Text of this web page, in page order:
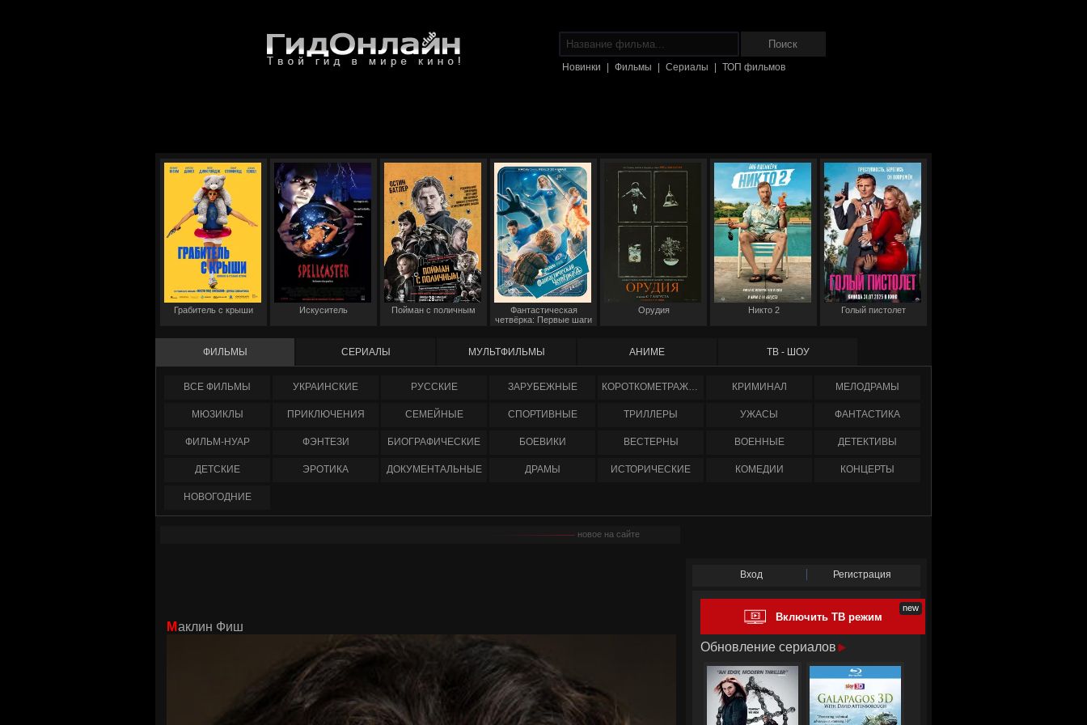
Новинки Фильмы Сериалы ТОП фильмов
Грабитель с крыши Искуситель Пойман с поличным
Фантастическая
четвёрка: Первые шаги
Орудия Никто 2 Голый пистолет
ФИЛЬМЫ СЕРИАЛЫ МУЛЬТФИЛЬМЫ АНИМЕ ТВ - ШОУ
ФИЛЬМЫ УКРАИНCКИЕ РУССКИЕ ЗАРУБЕЖНЫЕ КОРОТКОМЕТРАЖНЫЕ КРИМИНАЛ МЕЛОДРАМЫ
МЮЗИКЛЫ ПРИКЛЮЧЕНИЯ СЕМЕЙНЫЕ СПОРТИВНЫЕ ТРИЛЛЕРЫ УЖАСЫ ФАНТАСТИКА
ФИЛЬМ-НУАР ФЭНТЕЗИ БИОГРАФИЧЕСКИЕ БОЕВИКИ ВЕСТЕРНЫ ВОЕННЫЕ ДЕТЕКТИВЫ
ДЕТСКИЕ ЭРОТИКА ДОКУМЕНТАЛЬНЫЕ ДРАМЫ ИСТОРИЧЕСКИЕ КОМЕДИИ КОНЦЕРТЫ
НОВОГОДНИЕ
новое на сайте
Маклин Фиш
Вход Регистрация
Включить ТВ режим
Обновление сериалов